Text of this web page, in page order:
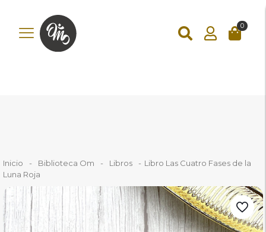
function () { if (!is_checkout()) return; ?>
0
Inicio - Biblioteca Om - Libros - Libro Las Cuatro Fases de la
Luna Roja